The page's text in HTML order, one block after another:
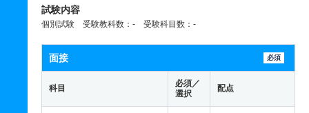
試験内容
個別試験 受験教科数：- 受験科目数：-
面接 必須
科目
必須／
選択
配点